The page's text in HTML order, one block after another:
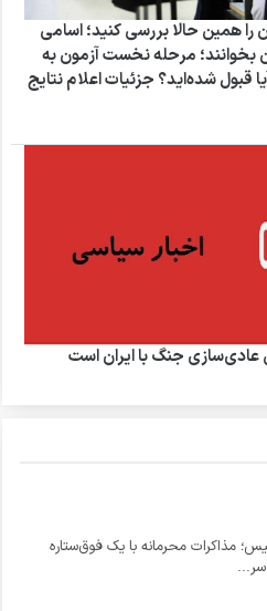
همین حالا بررسی کنید؛ اسامی
مرحله نخست آزمون به
قبول شده‌اید؟ جزئیات اعلام نتایج
عادی‌سازی جنگ با ایران است
مذاکرات محرمانه با یک فوق‌ستاره
سر...